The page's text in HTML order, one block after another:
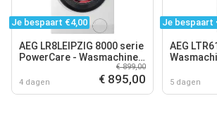
Je bespaart €4,00
AEG LR8LEIPZIG 8000 serie
PowerCare - Wasmachine -
4 dagen
€ 899,00
€ 895,00
Je bespaart
AEG
B - 6 kg
5 dagen